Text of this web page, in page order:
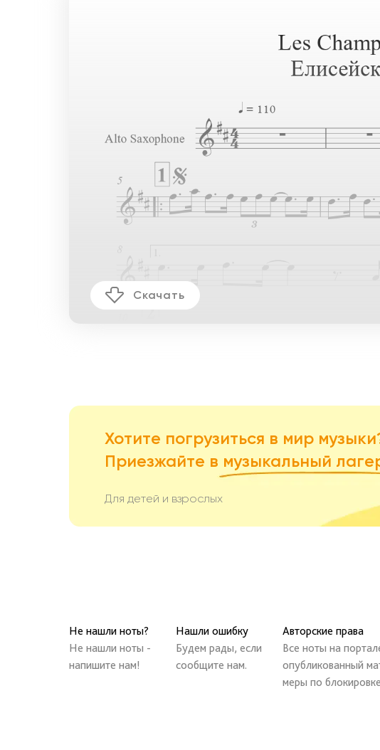
Скачать
Хотите погрузиться в мир
Приезжайте в музыкальный
Для детей и взрослых
Не нашли ноты?
Не нашли ноты -
напишите нам!
Нашли ошибку
Будем рады, если
сообщите нам.
Авторские права
Все ноты на
опубликованный
меры по